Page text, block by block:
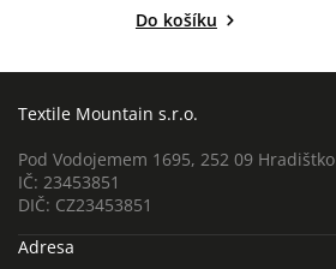
Textile Mountain s.r.o.
Pod Vodojemem 1695, 252 09 Hradištko
IČ: 23453851
DIČ: CZ23453851
Adresa